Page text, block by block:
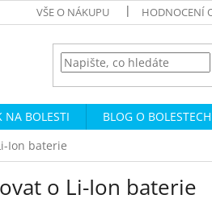
VŠE O NÁKUPU HODNOCENÍ
NA BOLESTI BLOG O BOLESTECH
Ion baterie
o Li-Ion baterie